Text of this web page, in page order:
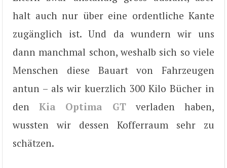
halt auch nur über eine ordentliche Kante
zugänglich ist. Und da wundern wir uns
dann manchmal schon, weshalb sich so viele
Menschen diese Bauart von Fahrzeugen
antun – als wir kuerzlich 300 Kilo Bücher in
denKia Optima GTverladen haben,
wussten wir dessen Kofferraum sehr zu
schätzen.